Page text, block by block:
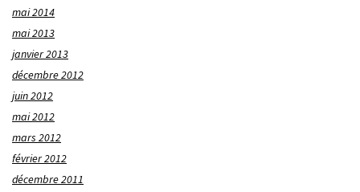
mai 2014
mai 2013
janvier 2013
décembre 2012
juin 2012
mai 2012
mars 2012
février 2012
décembre 2011